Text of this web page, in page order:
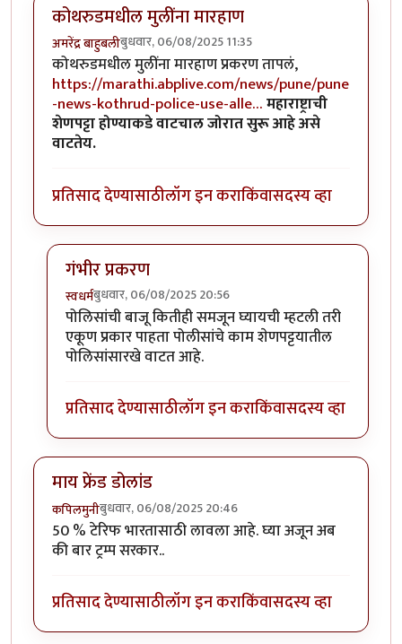
कोथरुडमधील मुलींना मारहाण
अमरेंद्र बाहुबलीबुधवार, 06/08/2025 11:35
कोथरुडमधील मुलींना मारहाण प्रकरण तापलं,
https://marathi.abplive.com/news/pune/pune
-news-kothrud-police-use-alle…महाराष्ट्राची
शेणपट्टा होण्याकडे वाटचाल जोरात सुरू आहे असे
वाटतेय.
प्रतिसाद देण्यासाठीलॉग इन कराकिंवासदस्य व्हा
गंभीर प्रकरण
स्वधर्मबुधवार, 06/08/2025 20:56
In reply toकोथरुडमधील मुलींना मारहाणbyअमरेंद्र बाहुबली
पोलिसांची बाजू कितीही समजून घ्यायची म्हटली तरी
एकूण प्रकार पाहता पोलीसांचे काम शेणपट्टयातील
पोलिसांसारखे वाटत आहे.
प्रतिसाद देण्यासाठीलॉग इन कराकिंवासदस्य व्हा
माय फ्रेंड डोलांड
कपिलमुनीबुधवार, 06/08/2025 20:46
50 % टेरिफ भारतासाठी लावला आहे. घ्या अजून अब
की बार ट्रम्प सरकार..
प्रतिसाद देण्यासाठीलॉग इन कराकिंवासदस्य व्हा